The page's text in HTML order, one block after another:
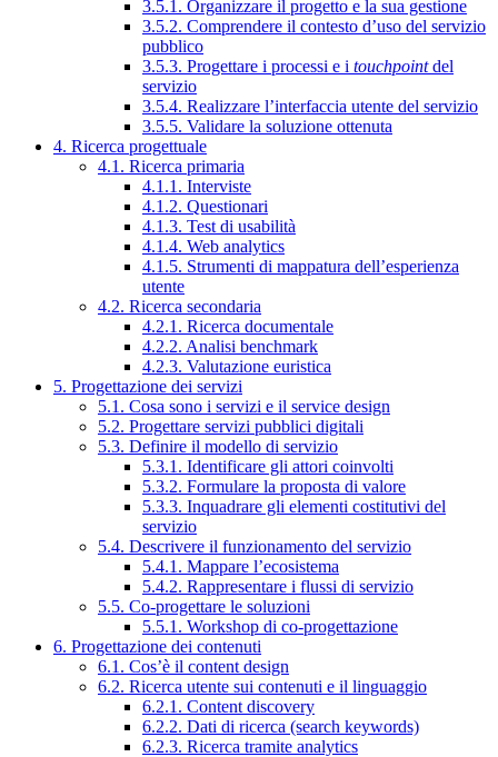
3.5.1. Organizzare il progetto e la sua gestione
3.5.2. Comprendere il contesto d’uso del servizio
pubblico
3.5.3. Progettare i processi e i touchpointdel
servizio
3.5.4. Realizzare l’interfaccia utente del servizio
3.5.5. Validare la soluzione ottenuta
4. Ricerca progettuale
4.1. Ricerca primaria
4.1.1. Interviste
4.1.2. Questionari
4.1.3. Test di usabilità
4.1.4. Web analytics
4.1.5. Strumenti di mappatura dell’esperienza
utente
4.2. Ricerca secondaria
4.2.1. Ricerca documentale
4.2.2. Analisi benchmark
4.2.3. Valutazione euristica
5. Progettazione dei servizi
5.1. Cosa sono i servizi e il service design
5.2. Progettare servizi pubblici digitali
5.3. Definire il modello di servizio
5.3.1. Identificare gli attori coinvolti
5.3.2. Formulare la proposta di valore
5.3.3. Inquadrare gli elementi costitutivi del
servizio
5.4. Descrivere il funzionamento del servizio
5.4.1. Mappare l’ecosistema
5.4.2. Rappresentare i flussi di servizio
5.5. Co-progettare le soluzioni
5.5.1. Workshop di co-progettazione
6. Progettazione dei contenuti
6.1. Cos’è il content design
6.2. Ricerca utente sui contenuti e il linguaggio
6.2.1. Content discovery
6.2.2. Dati di ricerca (search keywords)
6.2.3. Ricerca tramite analytics